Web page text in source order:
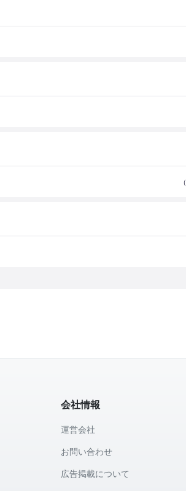
（
会社情報
運営会社
お問い合わせ
広告掲載について